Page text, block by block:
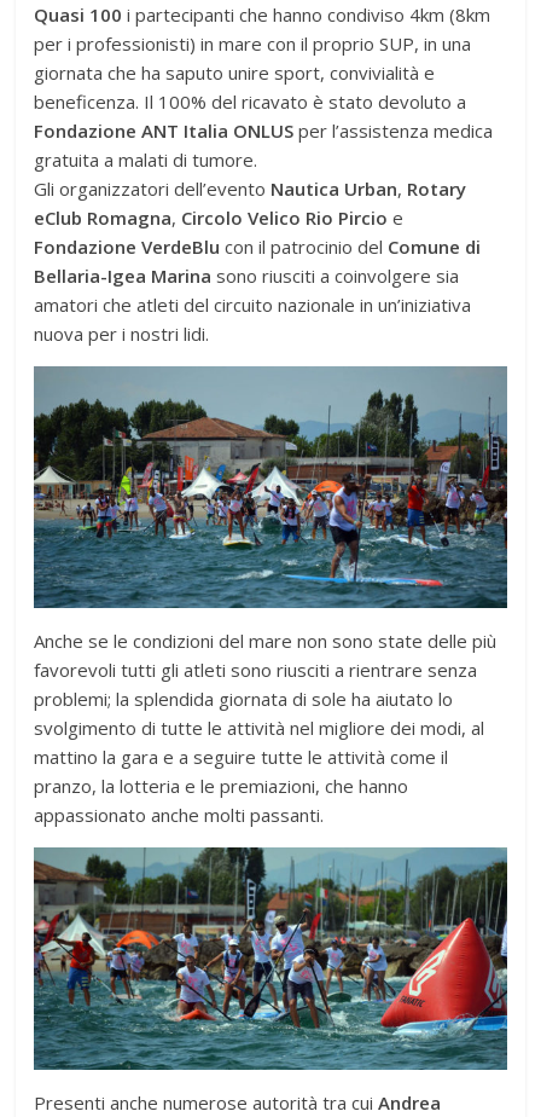
Quasi 100 i partecipanti che hanno condiviso 4km (8km
per i professionisti) in mare con il proprio SUP, in una
giornata che ha saputo unire sport, convivialità e
beneficenza. Il 100% del ricavato è stato devoluto a
Fondazione ANT Italia ONLUS per l’assistenza medica
gratuita a malati di tumore.
Gli organizzatori dell’evento Nautica Urban, Rotary
eClub Romagna, Circolo Velico Rio Pircio e
Fondazione VerdeBlu con il patrocinio del Comune di
Bellaria-Igea Marina sono riusciti a coinvolgere sia
amatori che atleti del circuito nazionale in un’iniziativa
nuova per i nostri lidi.
Anche se le condizioni del mare non sono state delle più
favorevoli tutti gli atleti sono riusciti a rientrare senza
problemi; la splendida giornata di sole ha aiutato lo
svolgimento di tutte le attività nel migliore dei modi, al
mattino la gara e a seguire tutte le attività come il
pranzo, la lotteria e le premiazioni, che hanno
appassionato anche molti passanti.
Presenti anche numerose autorità tra cuiAndrea